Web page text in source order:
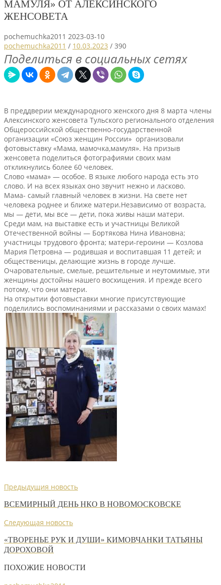
МАМУЛЯ» ОТ АЛЕКСИНСКОГО
ЖЕНСОВЕТА
pochemuchka2011 2023-03-10
pochemuchka2011 / 10.03.2023 / 390
Поделиться в социальных сетях
В преддверии международного женского дня 8 марта члены
Алексинского женсовета Тульского регионального отделения
Общероссийской общественно-государственной
организации «Союз женщин России» ​ организовали
фотовыставку «Мама, мамочка,мамуля». На призыв
женсовета поделиться фотографиями своих мам
откликнулись более 60 человек.
Слово «мама» — особое. В языке любого народа есть это
слово. И на всех языках оно звучит нежно и ласково.
Мама- самый главный человек в жизни. На свете нет
человека роднее и ближе матери.Независимо от возраста,
мы — дети, мы все — дети, пока живы наши матери.
Среди мам, на выставке есть и участницы Великой
Отечественной войны — Бортякова Нина Ивановна;
участницы трудового фронта; матери-героини — Козлова
Мария Петровна — родившая и воспитавшая 11 детей; и
общественицы, делающие жизнь в городе лучше.
Очаровательные, смелые, решительные и неутомимые, эти
женщины достойны нашего восхищения. И прежде всего
потому, что они матери.
На открытии фотовыставки многие присутствующие
поделились воспоминаниями и рассказами о своих мамах!
Предыдущия новость
ВСЕМИРНЫЙ ДЕНЬ НКО В НОВОМОСКОВСКЕ
Следующая новость
«ТВОРЕНЬЕ РУК И ДУШИ» КИМОВЧАНКИ ТАТЬЯНЫ
ДОРОХОВОЙ
ПОХОЖИЕ НОВОСТИ